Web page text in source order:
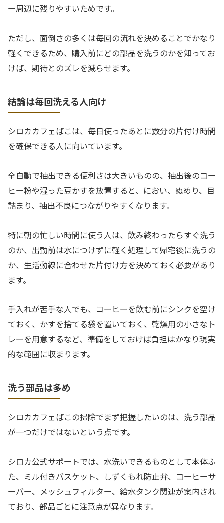
ー周辺に残りやすいためです。
ただし、面倒さの多くは毎回の流れを決めることでかなり
軽くできるため、購入前にどの部品を洗うのかを知ってお
けば、期待とのズレを減らせます。
結論は毎回洗える人向け
シロカカフェばこは、毎日使ったあとに数分の片付け時間
を確保できる人に向いています。
全自動で抽出できる便利さは大きいものの、抽出後のコー
ヒー粉や湿った豆かすを放置すると、におい、ぬめり、目
詰まり、抽出不良につながりやすくなります。
特に朝の忙しい時間に使う人は、飲み終わったらすぐ洗う
のか、出勤前は水につけずに軽く処理して帰宅後に洗うの
か、生活動線に合わせた片付け方を決めておく必要があり
ます。
手入れが苦手な人でも、コーヒーを飲む前にシンクを空け
ておく、かすを捨てる袋を置いておく、乾燥用の小さなト
レーを用意するなど、準備をしておけば負担はかなり現実
的な範囲に収まります。
洗う部品は多め
シロカカフェばこの掃除でまず把握したいのは、洗う部品
が一つだけではないという点です。
シロカ公式サポートでは、水洗いできるものとして本体ふ
た、ミル付きバスケット、しずくもれ防止弁、コーヒーサ
ーバー、メッシュフィルター、給水タンク関連が案内され
ており、部品ごとに注意点が異なります。